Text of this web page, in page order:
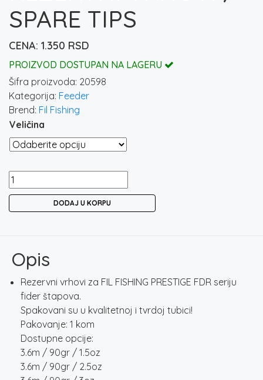
SPARE TIPS
1.350 RSD
PROIZVOD DOSTUPAN NA LAGERU
Šifra proizvoda: 20598
Kategorija: Feeder
Brend: Fil Fishing
Veličina
FIL
FISHING
/
SPARE
TIPS
količina
DODAJ U KORPU
Opis
Rezervni vrhovi za FIL FISHING PRESTIGE FDR seriju
fider štapova.
Spakovani su u kvalitetnoj i tvrdoj tubici!
Pakovanje: 1 kom
Dostupne opcije:
3.6m / 90gr / 1.5oz
3.6m / 90gr / 2.5oz